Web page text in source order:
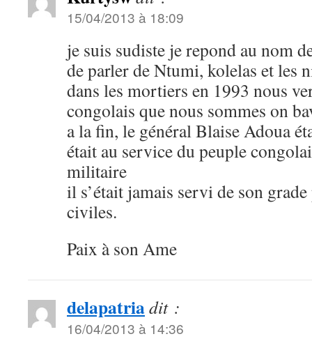
15/04/2013 à 18:09
je suis sudiste je repond au nom
de parler de Ntumi, kolelas et les
dans les mortiers en 1993 nous
congolais que nous sommes on
a la fin, le général Blaise Adoua
était au service du peuple
militaire
il s’était jamais servi de son
civiles.
Paix à son Ame
delapatriadit :
16/04/2013 à 14:36